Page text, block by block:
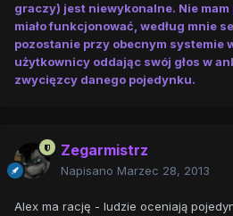
graczy) jest niewykonalne. Nie
miało funkcjonować, według mnie
pozostanie przy obecnym systemie
użytkownicy oddając swój głos w
zwycięzcy danego pojedynku.
Zegarmistrz
Napisano Marzec 28, 2013
Alex ma rację - ludzie oceniają